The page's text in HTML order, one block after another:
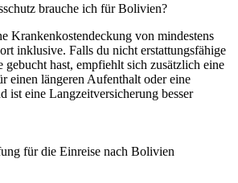
brauche ich für Bolivien?
Krankenkostendeckung von mindestens
inklusive. Falls du nicht erstattungsfähige
hast, empfiehlt sich zusätzlich eine
einen längeren Aufenthalt oder eine
ist eine Langzeitversicherung besser
für die Einreise nach Bolivien